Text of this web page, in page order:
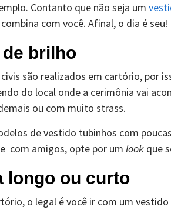
Contanto que não seja um
com você. Afinal, o dia é seu!
brilho
são realizados em cartório, por
do local onde a cerimônia vai
ou com muito strass.
de vestido tubinhos com
com amigos, opte por um look que
longo ou curto
o legal é você ir com um